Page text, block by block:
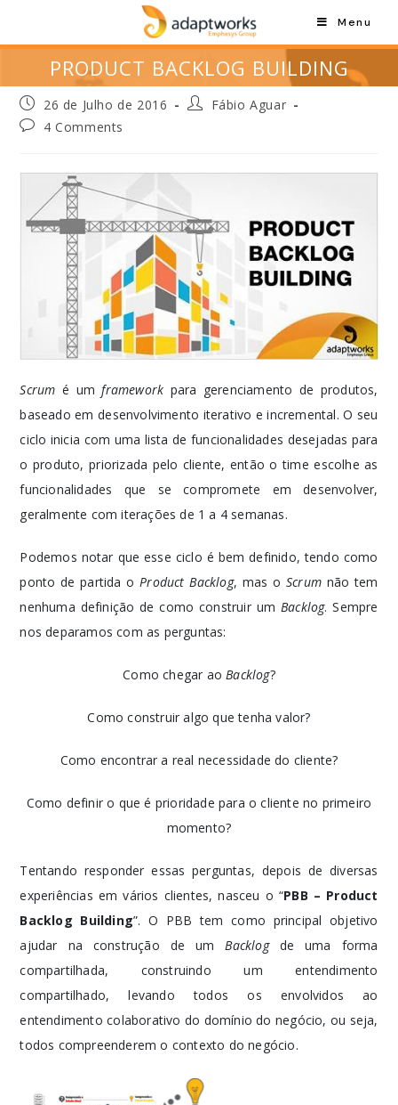
Menu
PRODUCT BACKLOG BUILDING
26 de Julho de 2016
Fábio Aguar
4 Comments
Scrum é umframework para gerenciamento de produtos,
baseado em desenvolvimento iterativo e incremental. O seu
ciclo inicia com uma lista de funcionalidades desejadas para
o produto, priorizada pelo cliente, então o time escolhe as
funcionalidades que se compromete em desenvolver,
geralmente com iterações de 1 a 4 semanas.
Podemos notar que esse ciclo é bem definido, tendo como
ponto de partida oProduct Backlog, mas o Scrumnão tem
nenhuma definição de como construir um Backlog. Sempre
nos deparamos com as perguntas:
Como chegar aoBacklog?
Como construir algo que tenha valor?
Como encontrar a real necessidade do cliente?
Como definir o que é prioridade para o cliente no primeiro
momento?
Tentando responder essas perguntas, depois de diversas
experiências em vários clientes, nasceu o “PBB – Product
Backlog Building”. O PBB tem como principal objetivo
ajudar na construção de umBacklogde uma forma
compartilhada, construindo um entendimento
compartilhado, levando todos os envolvidos ao
entendimento colaborativo do domínio do negócio, ou seja,
todos compreenderem o contexto do negócio.